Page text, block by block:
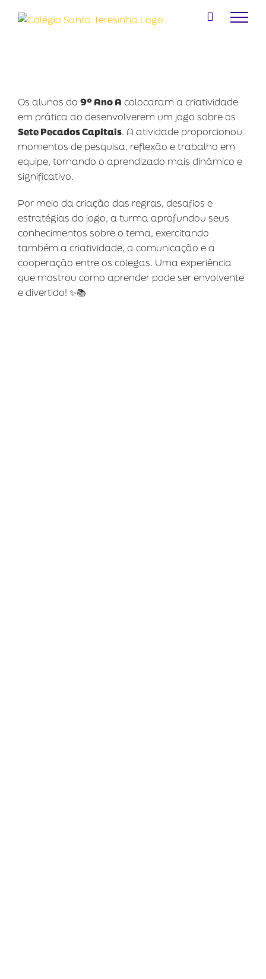
para
Os alunos do 9º Ano A colocaram a criatividade
em prática ao desenvolverem um jogo sobre os
Sete Pecados Capitais. A atividade proporcionou
momentos de pesquisa, reflexão e trabalho em
equipe, tornando o aprendizado mais dinâmico e
significativo.
Por meio da criação das regras, desafios e
estratégias do jogo, a turma aprofundou seus
conhecimentos sobre o tema, exercitando
também a criatividade, a comunicação e a
cooperação entre os colegas. Uma experiência
que mostrou como aprender pode ser envolvente
e divertido! ✨📚